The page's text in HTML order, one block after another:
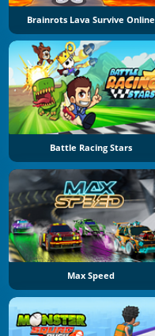
Brainrots Lava Survive Online
Battle Racing Stars
Max Speed